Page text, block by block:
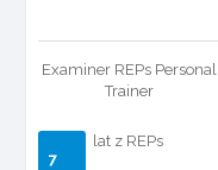
Examiner REPs Personal
Trainer
7
lat z REPs